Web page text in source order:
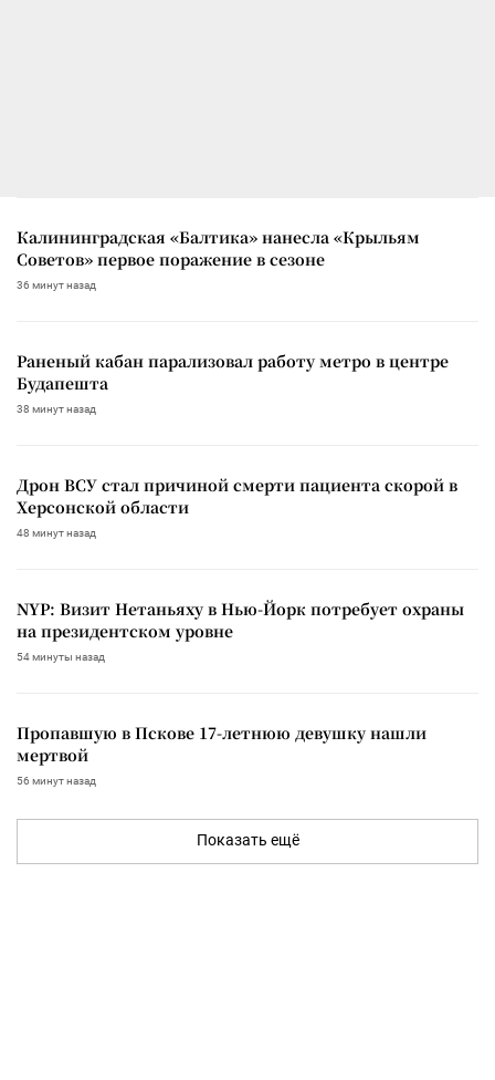
Калининградская «Балтика» нанесла «Крыльям
Советов» первое поражение в сезоне
36 минут назад
Раненый кабан парализовал работу метро в центре
Будапешта
38 минут назад
Дрон ВСУ стал причиной смерти пациента скорой в
Херсонской области
48 минут назад
NYP: Визит Нетаньяху в Нью-Йорк потребует охраны
на президентском уровне
54 минуты назад
Пропавшую в Пскове 17-летнюю девушку нашли
мертвой
56 минут назад
Показать ещё